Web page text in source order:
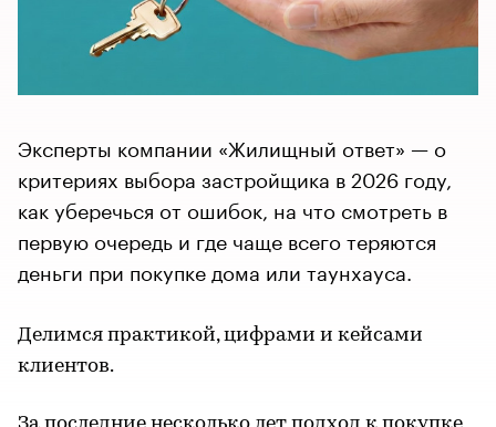
Эксперты компании «Жилищный ответ» — о
критериях выбора застройщика в 2026 году,
как уберечься от ошибок, на что смотреть в
первую очередь и где чаще всего теряются
деньги при покупке дома или таунхауса.
Делимся практикой, цифрами и кейсами
клиентов.